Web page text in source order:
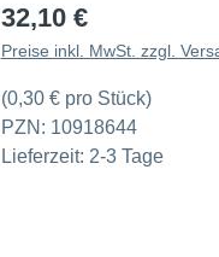
Regulärer Preis:
32,10 €
Preise inkl. MwSt. zzgl.
(0,30 € pro Stück)
PZN: 10918644
Lieferzeit: 2-3 Tage